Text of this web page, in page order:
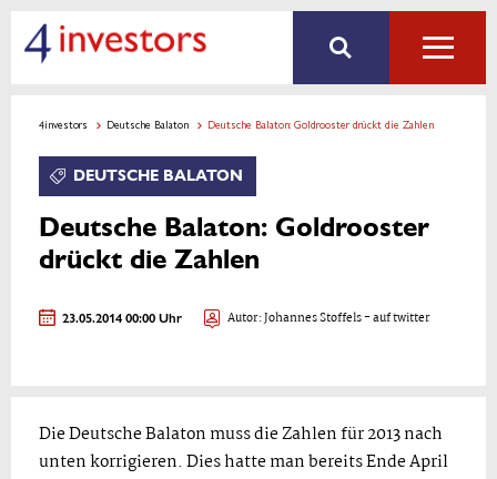
4investors Deutsche Balaton Deutsche Balaton: Goldrooster drückt die Zahlen
DEUTSCHE BALATON
Deutsche Balaton: Goldrooster
drückt die Zahlen
23.05.2014 00:00 Uhr Autor:Johannes Stoffels- auf twitter
Die Deutsche Balaton muss die Zahlen für 2013 nach
unten korrigieren. Dies hatte man bereits Ende April